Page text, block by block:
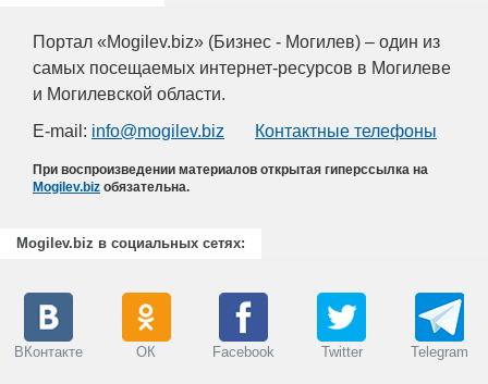
Портал «Mogilev.biz» (Бизнес - Могилев) – один из
самых посещаемых интернет-ресурсов в Могилеве
и Могилевской области.
E-mail: info@mogilev.biz Контактные телефоны
При воспроизведении материалов открытая гиперссылка на
Mogilev.biz обязательна.
Mogilev.biz в социальных сетях:
ВКонтакте ОК Facebook Twitter Telegram